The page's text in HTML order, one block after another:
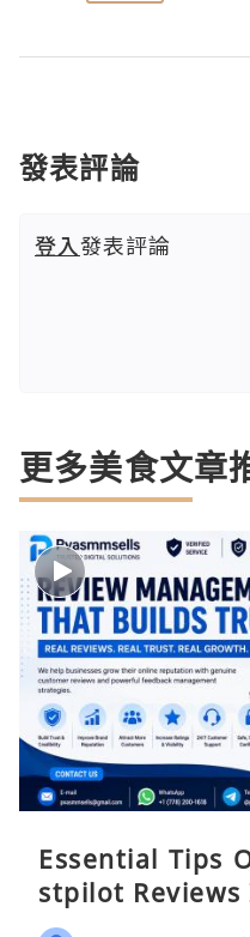
發表評論
登入發表評論
更多美食文章
Essential Tips
stpilot Reviews